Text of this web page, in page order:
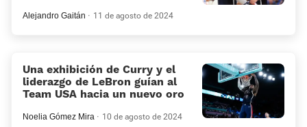
Alejandro Gaitán 11 de agosto de 2024
Una exhibición de Curry y el
liderazgo de LeBron guían al
Team USA hacia un nuevo oro
Noelia Gómez Mira 10 de agosto de 2024